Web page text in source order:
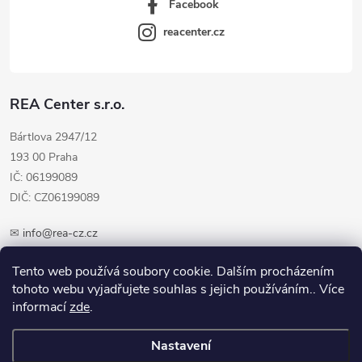
Tento web používá soubory cookie. Dalším procházením
tohoto webu vyjadřujete souhlas s jejich používáním.. Více
informacízde.
Nastavení
REA Center s.r.o.
Bártlova 2947/12
193 00 Praha
IČ: 06199089
DIČ: CZ06199089
✉ info@rea-cz.cz
Facebook
reacenter.cz